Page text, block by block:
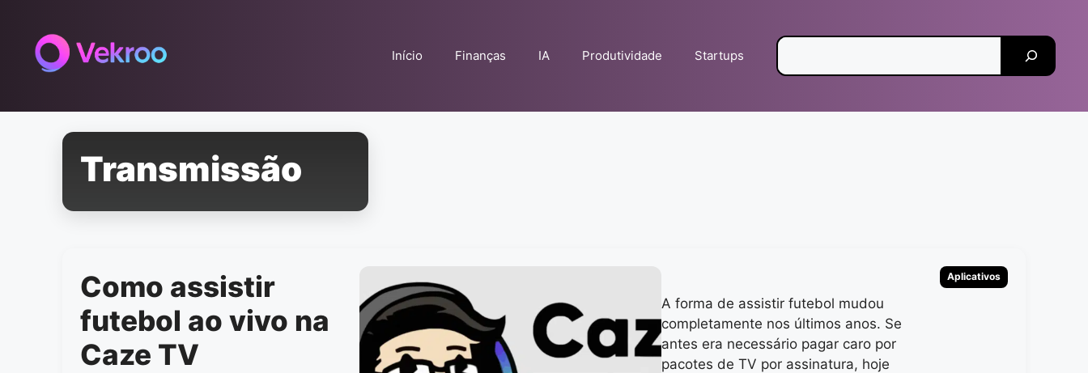
conteúdo
Início Finanças IA Produtividade Startups
Transmissão
Como assistir
futebol ao vivo na
Caze TV
A forma de assistir futebol mudou
completamente nos últimos anos. Se
antes era necessário pagar caro por
pacotes de TV por assinatura, hoje
Categorias
Aplicativos